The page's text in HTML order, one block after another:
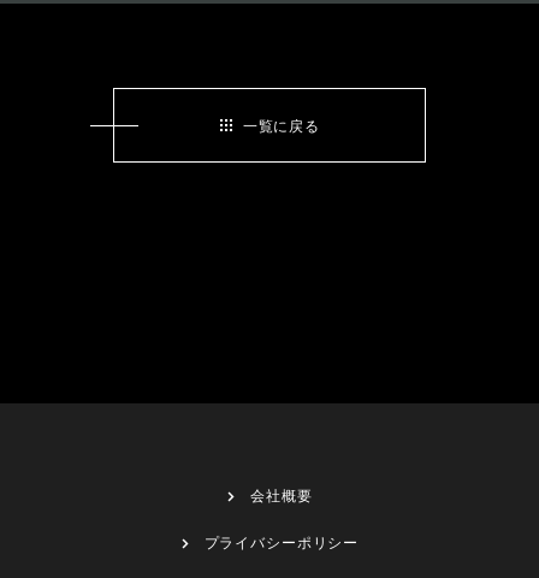
一覧に戻る
会社概要
プライバシーポリシー